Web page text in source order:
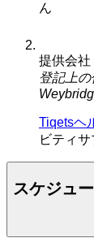
ん
提供会社
登記上
Tiqetsヘ
ビティ
スケジュ